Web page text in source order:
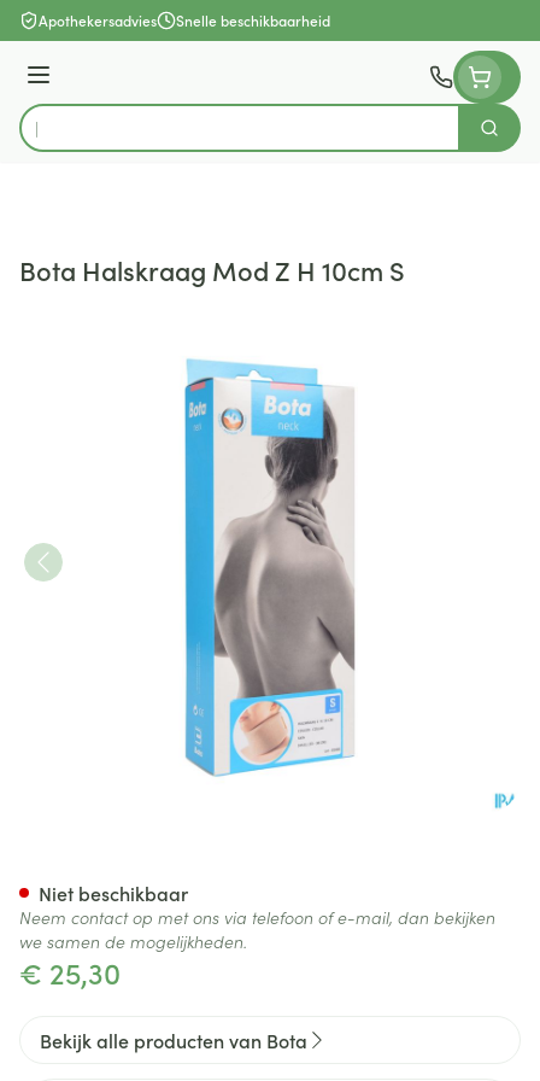
Ga naar de inhoud
Apothekersadvies Snelle beschikbaarheid
Menu
Product, merk, categorie...
Zoek
Bota Halskraag Mod Z H 10cm S
€ 25,30
Niet beschikbaar
Neem contact op met ons via telefoon of e-mail, dan bekijken
we samen de mogelijkheden.
Bekijk alle producten van Bota